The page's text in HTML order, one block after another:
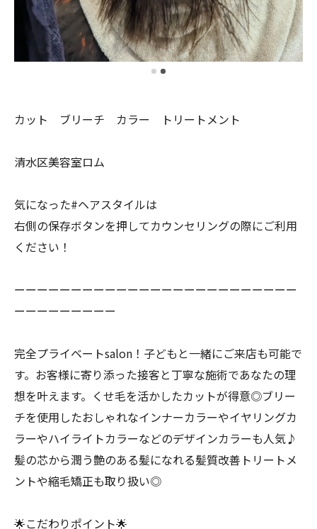
カット ブリーチ カラー トリートメント
清水区美容室ロム
気になった#ヘアスタイルは
右側の保存ボタンを押してカウンセリングの際にご利用
ください！
ーーーーーーーーーーーーーーーーーーーーーーーーー
ーーーーーーーーー
完全プライベートsalon！子どもと一緒にご来店も可能で
す。お客様に寄り添った接客と丁寧な施術であなたの理
想を叶えます。くせ毛を活かしたカットが得意◎ブリー
チを使用したおしゃれなインナーカラーやイヤリングカ
ラーやハイライトカラーなどのデザインカラーも人気♪
髪の芯から潤う艶のある髪になれる髪質改善トリートメ
ントや縮毛矯正も取り扱い◎
🌟こだわりポイント🌟